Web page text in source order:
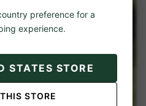
preference for a
experience.
STATES STORE
STORE